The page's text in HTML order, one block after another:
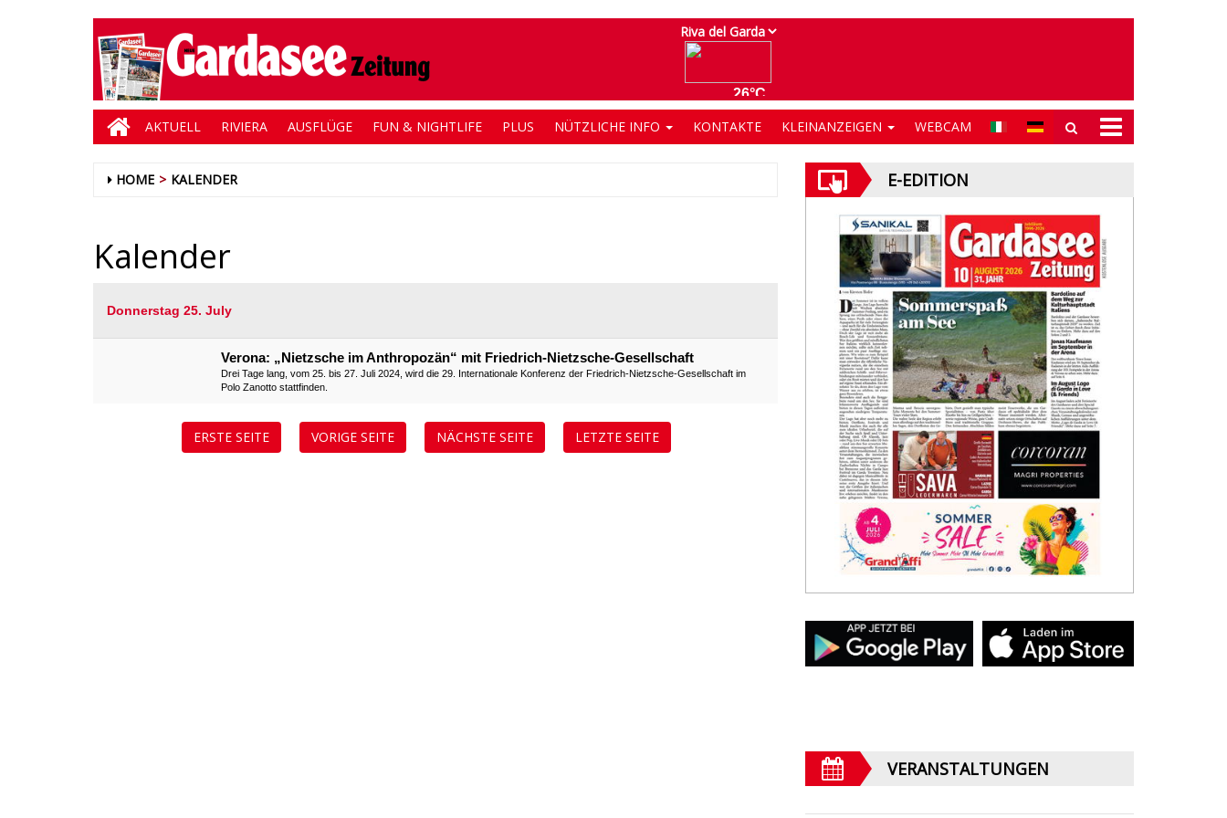
AKTUELL RIVIERA AUSFLÜGE FUN & NIGHTLIFE PLUS NÜTZLICHE INFO KONTAKTE KLEINANZEIGEN WEBCAM
HOME KALENDER
Kalender
Donnerstag 25. July
Verona: „Nietzsche im Anthropozän“ mit Friedrich-Nietzsche-Gesellschaft
Drei Tage lang, vom 25. bis 27. Juli 2024, wird die 29. Internationale Konferenz der Friedrich-Nietzsche-Gesellschaft im
Polo Zanotto stattfinden.
ERSTE SEITE VORIGE SEITE NÄCHSTE SEITE LETZTE SEITE
E-EDITION
VERANSTALTUNGEN